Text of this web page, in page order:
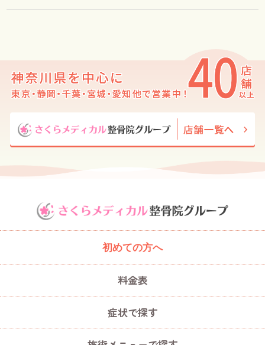
初めての方へ
料金表
症状で探す